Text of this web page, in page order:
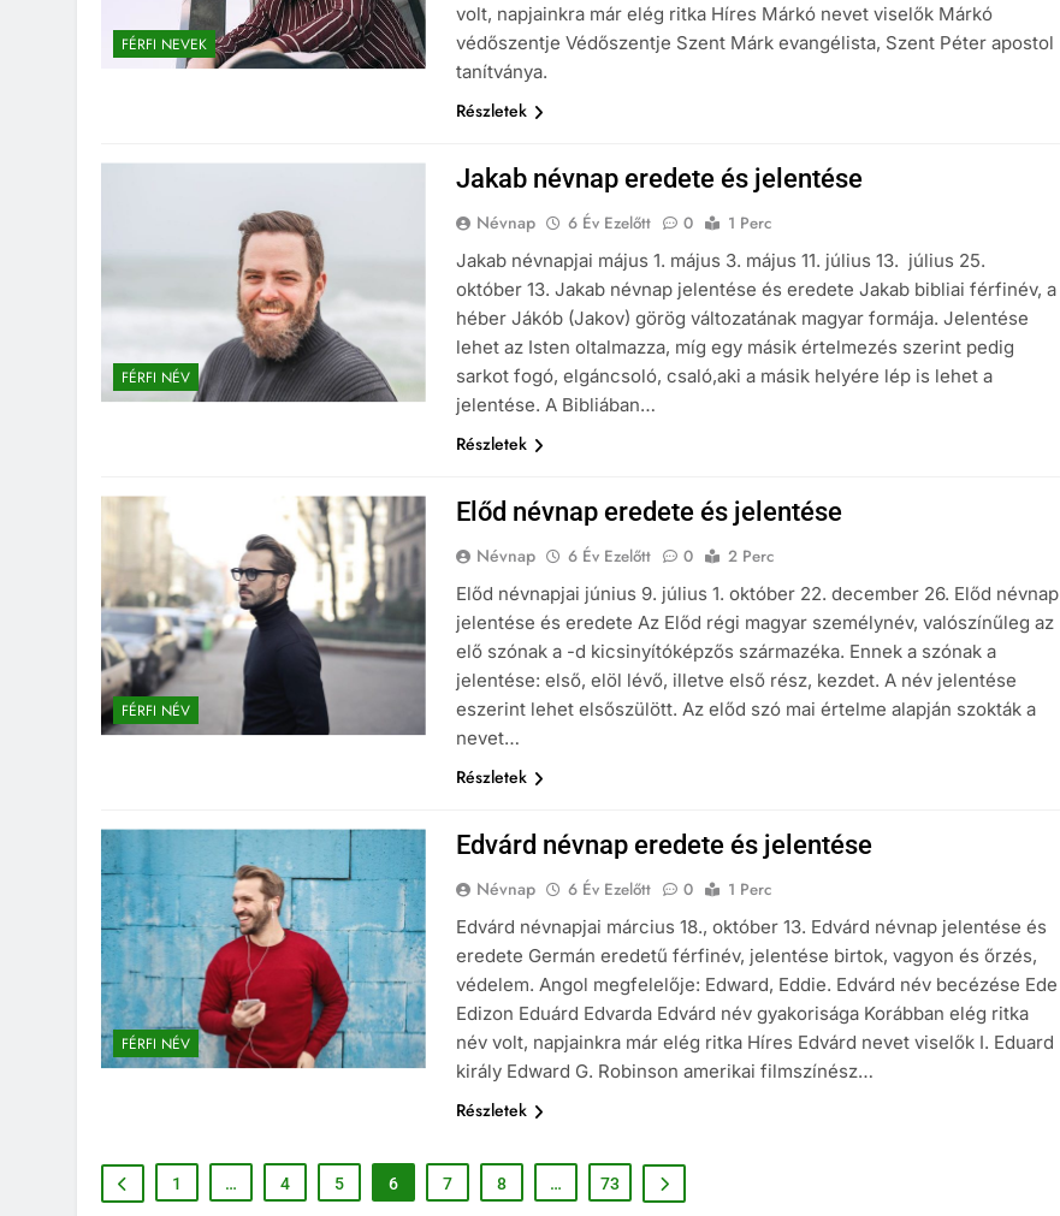
FÉRFI NEVEK
volt, napjainkra már elég ritka Híres Márkó nevet viselők Márkó
védőszentje Védőszentje Szent Márk evangélista, Szent Péter apostol
tanítványa.
Részletek
FÉRFI NÉV
Jakab névnap eredete és jelentése
Névnap 6 Év Ezelőtt 0
1 Perc
Jakab névnapjai május 1. május 3. május 11. július 13. július 25.
október 13. Jakab névnap jelentése és eredete Jakab bibliai férfinév, a
héber Jákób (Jakov) görög változatának magyar formája. Jelentése
lehet az Isten oltalmazza, míg egy másik értelmezés szerint pedig
sarkot fogó, elgáncsoló, csaló,aki a másik helyére lép is lehet a
jelentése. A Bibliában…
Részletek
FÉRFI NÉV
Előd névnap eredete és jelentése
Névnap 6 Év Ezelőtt 0
2 Perc
Előd névnapjai június 9. július 1. október 22. december 26. Előd névnap
jelentése és eredete Az Előd régi magyar személynév, valószínűleg az
elő szónak a -d kicsinyítóképzős származéka. Ennek a szónak a
jelentése: első, elöl lévő, illetve első rész, kezdet. A név jelentése
eszerint lehet elsőszülött. Az előd szó mai értelme alapján szokták a
nevet…
Részletek
FÉRFI NÉV
Edvárd névnap eredete és jelentése
Névnap 6 Év Ezelőtt 0
1 Perc
Edvárd névnapjai március 18., október 13. Edvárd névnap jelentése és
eredete Germán eredetű férfinév, jelentése birtok, vagyon és őrzés,
védelem. Angol megfelelője: Edward, Eddie. Edvárd név becézése Ede
Edizon Eduárd Edvarda Edvárd név gyakorisága Korábban elég ritka
név volt, napjainkra már elég ritka Híres Edvárd nevet viselők I. Eduard
király Edward G. Robinson amerikai filmszínész…
Részletek
1 … 4 5 6 7 8 … 73